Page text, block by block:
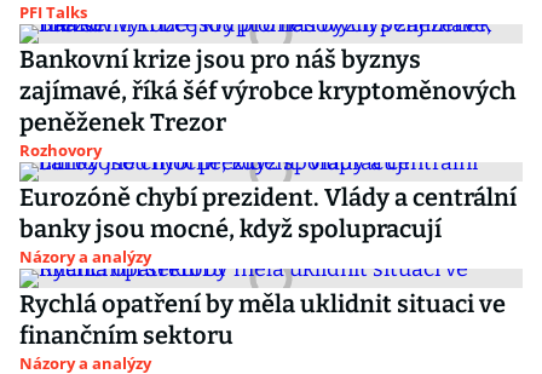
PFI Talks
Bankovní krize jsou pro náš byznys
zajímavé, říká šéf výrobce kryptoměnových
peněženek Trezor
Rozhovory
Eurozóně chybí prezident. Vlády a centrální
banky jsou mocné, když spolupracují
Názory a analýzy
Rychlá opatření by měla uklidnit situaci ve
finančním sektoru
Názory a analýzy